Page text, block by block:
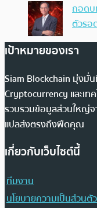
ถอดบ
ตัวรอ
เป้าหมายของเรา
Siam Blockchain มุ่งมั่
Cryptocurrency และเท
รวบรวมข้อมูลส่วนใหญ่จ
แปลส่งตรงถึงฟีดคุณ
เกี่ยวกับเว็บไซต์นี้
ทีมงาน
นโยบายความเป็นส่วนตัว